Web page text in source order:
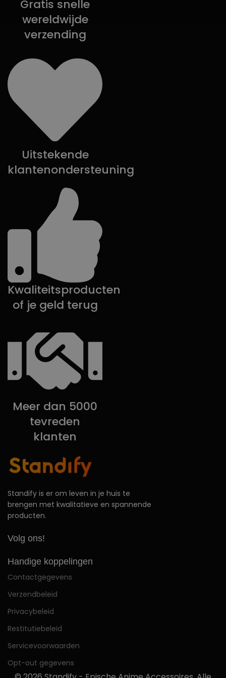
Gratis snelle
wereldwijde
verzending
Uitstekende
klantenondersteuning
Kwaliteitsproducten
of je geld terug
Meer dan 5000
tevreden
klanten
Standify is er om leven in je huis te
brengen met kwalitatieve en spannende
producten.
Volg ons!
Handige koppelingen
Contactgegevens
Verzendbeleid
Privacybeleid
Restitutiebeleid
Servicevoorwaarden
Opt-out gegevens